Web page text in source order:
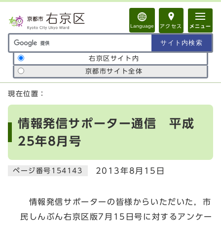
Language アクセス メニュー
サイト内検索の範囲
右京区サイト内
京都市サイト全体
ここから本文です
現在位置：
情報発信サポーター通信 平成
25年8月号
ページ番号154143 2013年8月15日
情報発信サポーターの皆様からいただいた，市
民しんぶん右京区版7月15日号に対するアンケー